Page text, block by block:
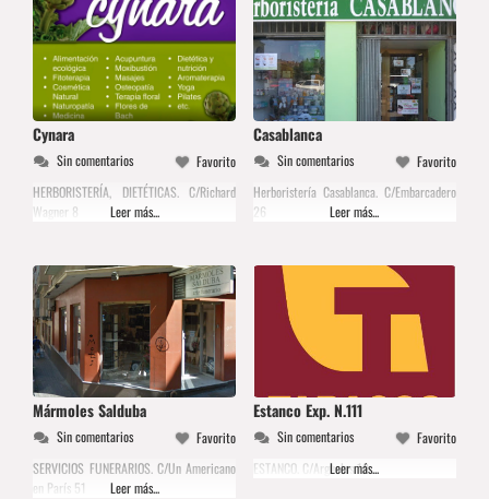
Cynara
Sin comentarios
Favorito
HERBORISTERÍA, DIETÉTICAS. C/Richard
Wagner 8
Leer más...
Casablanca
Sin comentarios
Favorito
Herboristería Casablanca. C/Embarcadero
26
Leer más...
Mármoles Salduba
Sin comentarios
Favorito
SERVICIOS FUNERARIOS. C/Un Americano
en París 51
Leer más...
Estanco Exp. N.111
Sin comentarios
Favorito
ESTANCO. C/Argualas 18
Leer más...